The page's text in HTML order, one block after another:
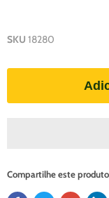
SKU 18280
Compartilhe este